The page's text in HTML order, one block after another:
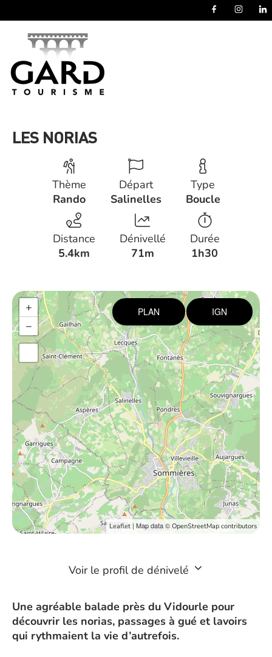
LES NORIAS
Thème
Rando
Départ
Salinelles
Type
Boucle
Distance
5.4km
Dénivellé
71m
Durée
1h30
+
−
PLAN IGN
Leaflet | Map data ©OpenStreetMap contributors
Voir le profil de dénivelé
Une agréable balade près du Vidourle pour
découvrir les norias, passages à gué et lavoirs
qui rythmaient la vie d’autrefois.